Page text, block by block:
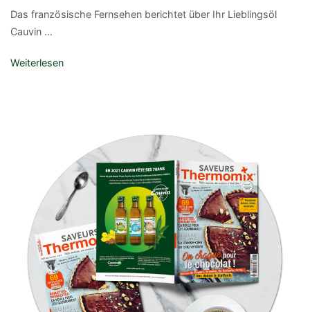
Das französische Fernsehen berichtet über Ihr Lieblingsöl
Cauvin …
Weiterlesen